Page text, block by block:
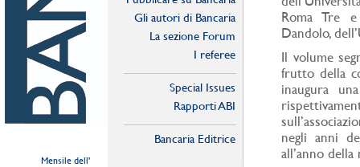
Mensile dell'
Gli autori di Bancaria
La sezione Forum
I referee
Special Issues
Rapporti ABI
Bancaria Editrice
Roma Tre
Dandolo,
Il volume
frutto della
inaugura
negli anni
all’anno